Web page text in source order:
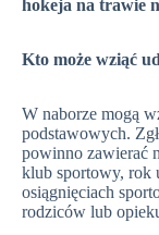
hokeja na trawie
Kto może wziąć
W naborze mogą
podstawowych.
powinno zawierać
klub sportowy, rok
osiągnięciach
rodziców lub